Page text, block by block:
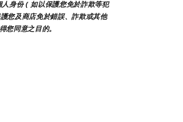
身份 ( 如以保護您免於詐欺等犯
您及商店免於錯誤、詐欺或其他
您同意之目的。